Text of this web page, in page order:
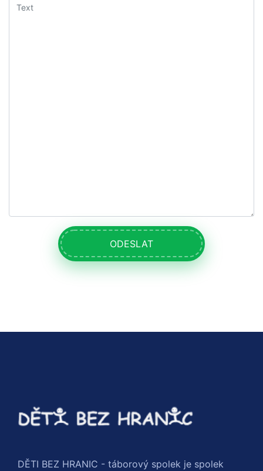
ODESLAT
DĚTI BEZ HRANIC - táborový spolek je spolek